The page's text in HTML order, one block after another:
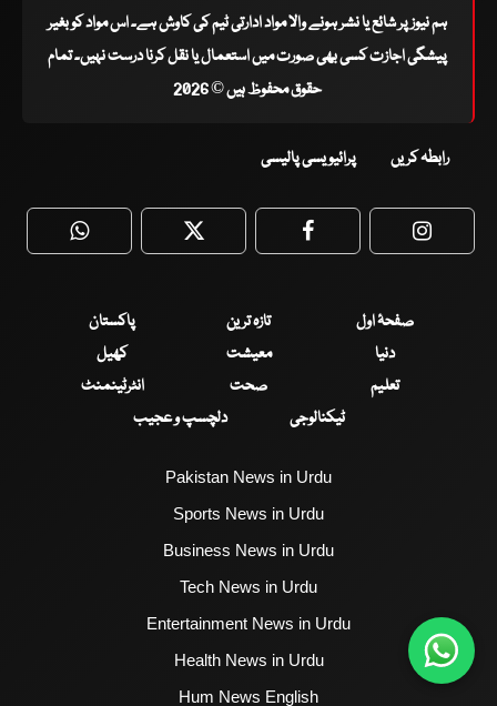
ہم نیوز پر شائع یا نشر ہونے والا مواد ادارتی ٹیم کی کاوش ہے۔ اس مواد کو بغیر
پیشگی اجازت کسی بھی صورت میں استعمال یا نقل کرنا درست نہیں۔ تمام
حقوق محفوظ ہیں © 2026
رابطہ کریں پرائیویسی پالیسی
WhatsApp Twitter Facebook
صفحۂ اول تازہ ترین
پاکستان
دنیا
معیشت
کھیل
تعلیم
صحت
انٹرٹینمنٹ
ٹیکنالوجی
دلچسپ و عجیب
Pakistan News in Urdu
Sports News in Urdu
Business News in Urdu
Tech News in Urdu
Entertainment News in Urdu
Health News in Urdu
Hum News English